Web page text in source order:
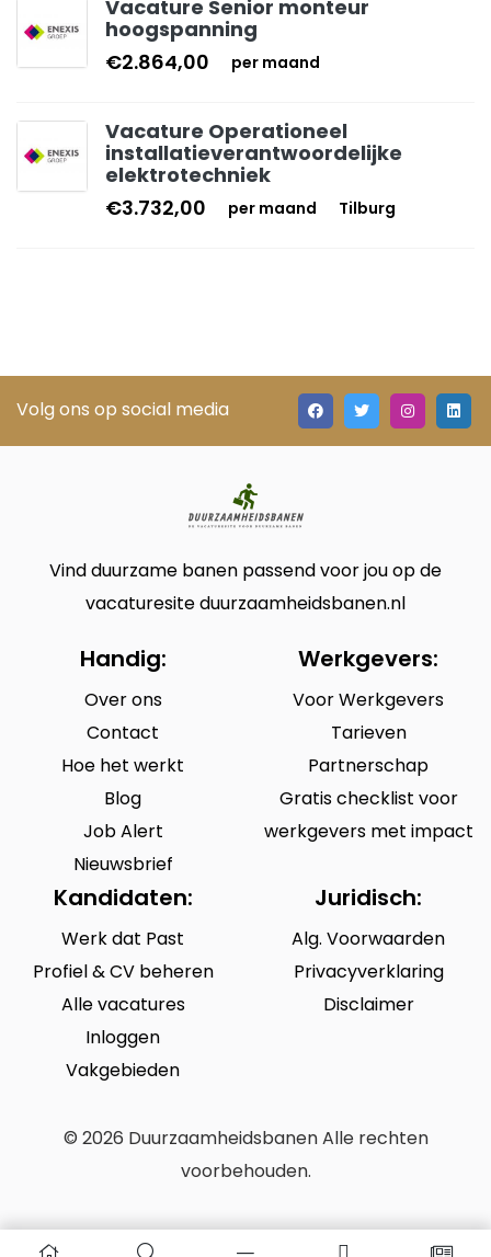
Vacature Senior monteur
hoogspanning
€2.864,00
per maand
Vacature Operationeel
installatieverantwoordelijke
elektrotechniek
€3.732,00
per maand Tilburg
Volg ons op social media
Vind duurzame banen passend voor jou op de
vacaturesite duurzaamheidsbanen.nl
Handig:
Over ons
Contact
Hoe het werkt
Blog
Job Alert
Nieuwsbrief
Werkgevers:
Voor Werkgevers
Tarieven
Partnerschap
Gratis checklist voor
werkgevers met impact
Kandidaten:
Werk dat Past
Profiel & CV beheren
Alle vacatures
Inloggen
Vakgebieden
Juridisch:
Alg. Voorwaarden
Privacyverklaring
Disclaimer
© 2026 Duurzaamheidsbanen Alle rechten
voorbehouden.